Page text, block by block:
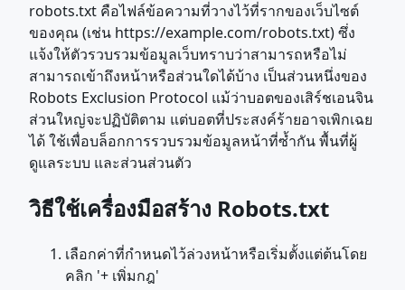
robots.txt คือไฟล์ข้อความที่วางไว้ที่รากของเว็บไซต์
ของคุณ (เช่น https://example.com/robots.txt) ซึ่ง
แจ้งให้ตัวรวบรวมข้อมูลเว็บทราบว่าสามารถหรือไม่
สามารถเข้าถึงหน้าหรือส่วนใดได้บ้าง เป็นส่วนหนึ่งของ
Robots Exclusion Protocol แม้ว่าบอตของเสิร์ชเอนจิน
ส่วนใหญ่จะปฏิบัติตาม แต่บอตที่ประสงค์ร้ายอาจเพิกเฉย
ได้ ใช้เพื่อบล็อกการรวบรวมข้อมูลหน้าที่ซ้ำกัน พื้นที่ผู้
ดูแลระบบ และส่วนส่วนตัว
วิธีใช้เครื่องมือสร้าง Robots.txt
เลือกค่าที่กำหนดไว้ล่วงหน้าหรือเริ่มตั้งแต่ต้นโดย
คลิก '+ เพิ่มกฎ'